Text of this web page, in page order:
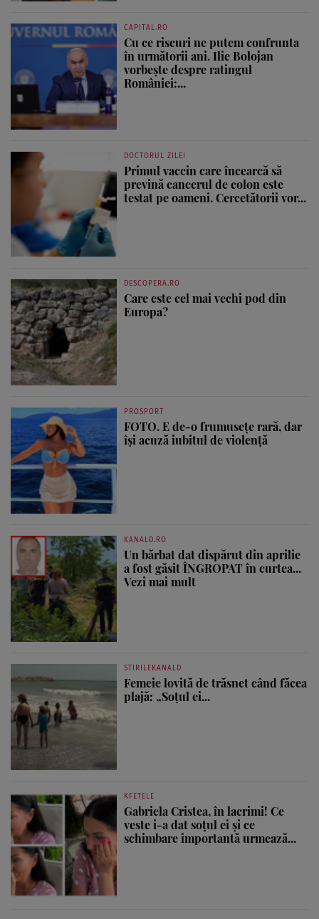
CAPITAL.RO
Cu ce riscuri ne putem confrunta
în următorii ani. Ilie Bolojan
vorbește despre ratingul
României:...
DOCTORUL ZILEI
Primul vaccin care încearcă să
prevină cancerul de colon este
testat pe oameni. Cercetătorii vor...
DESCOPERA.RO
Care este cel mai vechi pod din
Europa?
PROSPORT
FOTO. E de-o frumusețe rară, dar
își acuză iubitul de violență
KANALD.RO
Un bărbat dat dispărut din aprilie
a fost găsit ÎNGROPAT în curtea...
Vezi mai mult
STIRILEKANALD
Femeie lovită de trăsnet când făcea
plajă: „Soțul ei...
KFETELE
Gabriela Cristea, în lacrimi! Ce
veste i-a dat soțul ei și ce
schimbare importantă urmează...